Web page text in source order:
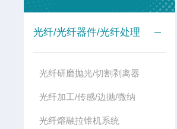
光纤/光纤器件/光纤处理
光纤研磨抛光/切割剥离器
光纤加工/传感/边抛/微纳
光纤熔融拉锥机系统